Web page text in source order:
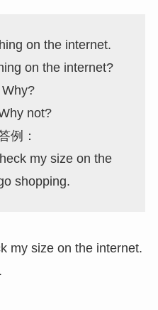
on the internet.
on the internet?
Why?
not?
例：
my size on the
shopping.
my size on the internet.